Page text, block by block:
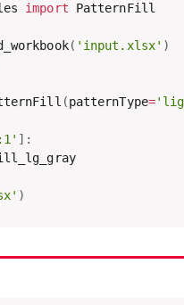
import PatternFill
( 'input.xlsx' )
(patternType=
] :
)